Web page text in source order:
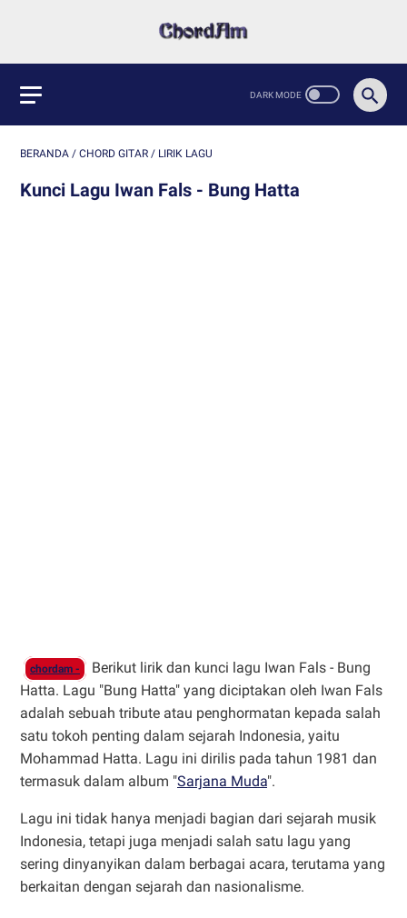
BERANDA / CHORD GITAR / LIRIK LAGU
Kunci Lagu Iwan Fals - Bung Hatta
chordam -
Berikut lirik dan kunci lagu Iwan Fals - Bung
Hatta. Lagu "Bung Hatta" yang diciptakan oleh Iwan Fals
adalah sebuah tribute atau penghormatan kepada salah
satu tokoh penting dalam sejarah Indonesia, yaitu
Mohammad Hatta. Lagu ini dirilis pada tahun 1981 dan
termasuk dalam album "Sarjana Muda".
Lagu ini tidak hanya menjadi bagian dari sejarah musik
Indonesia, tetapi juga menjadi salah satu lagu yang
sering dinyanyikan dalam berbagai acara, terutama yang
berkaitan dengan sejarah dan nasionalisme.